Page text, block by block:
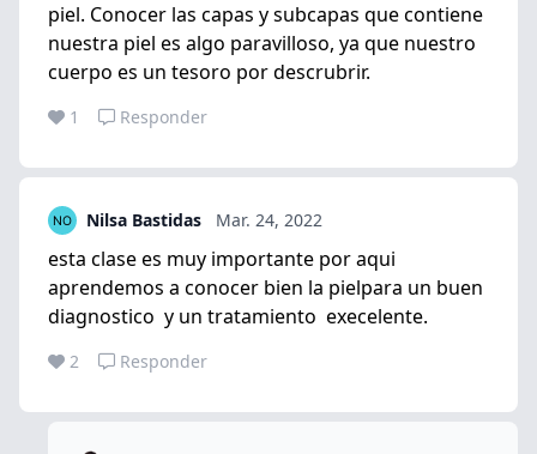
piel. Conocer las capas y subcapas que contiene
nuestra piel es algo paravilloso, ya que nuestro
cuerpo es un tesoro por descrubrir.
1 Responder
Nilsa Bastidas Mar. 24, 2022
esta clase es muy importante por aqui
aprendemos a conocer bien la pielpara un buen
diagnostico y un tratamiento execelente.
2 Responder